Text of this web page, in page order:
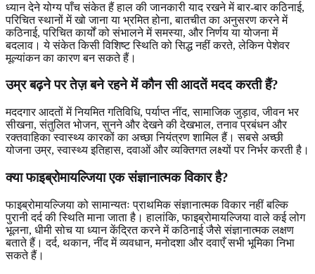
ध्यान देने योग्य पाँच संकेत हैं हाल की जानकारी याद रखने में बार-बार कठिनाई,
परिचित स्थानों में खो जाना या भ्रमित होना, बातचीत का अनुसरण करने में
कठिनाई, परिचित कार्यों को संभालने में समस्या, और निर्णय या योजना में
बदलाव। ये संकेत किसी विशिष्ट स्थिति को सिद्ध नहीं करते, लेकिन पेशेवर
मूल्यांकन का कारण बन सकते हैं।
उम्र बढ़ने पर तेज़ बने रहने में कौन सी आदतें मदद करती हैं?
मददगार आदतों में नियमित गतिविधि, पर्याप्त नींद, सामाजिक जुड़ाव, जीवन भर
सीखना, संतुलित भोजन, सुनने और देखने की देखभाल, तनाव प्रबंधन और
रक्तवाहिका स्वास्थ्य कारकों का अच्छा नियंत्रण शामिल हैं। सबसे अच्छी
योजना उम्र, स्वास्थ्य इतिहास, दवाओं और व्यक्तिगत लक्ष्यों पर निर्भर करती है।
क्या फाइब्रोमायल्जिया एक संज्ञानात्मक विकार है?
फाइब्रोमायल्जिया को सामान्यतः प्राथमिक संज्ञानात्मक विकार नहीं बल्कि
पुरानी दर्द की स्थिति माना जाता है। हालांकि, फाइब्रोमायल्जिया वाले कई लोग
भूलना, धीमी सोच या ध्यान केंद्रित करने में कठिनाई जैसे संज्ञानात्मक लक्षण
बताते हैं। दर्द, थकान, नींद में व्यवधान, मनोदशा और दवाएँ सभी भूमिका निभा
सकते हैं।